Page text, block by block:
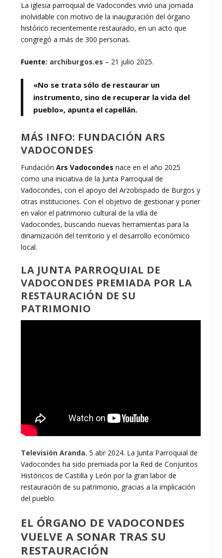
La iglesia parroquial de Vadocondes vivió una jornada
inolvidable con motivo de la inauguración del órgano
histórico recientemente restaurado, en un acto que
congregó a más de 300 personas.
Fuente: archiburgos.es – 21 julio 2025.
«No se trata sólo de restaurar un
instrumento, sino de recuperar la vida del
pueblo», apunta el capellán.
MÁS INFO: FUNDACIÓN ARS
VADOCONDES
FundaciónArs Vadocondes nace en el año 2025
como una iniciativa de la Junta Parroquial de
Vadocondes, con el apoyo del Arzobispado de Burgos y
otras instituciones. Con el objetivo de gestionar y poner
en valor el patrimonio cultural de la villa de
Vadocondes, buscando nuevas herramientas para la
dinamización del territorio y el desarrollo económico
local.
LA JUNTA PARROQUIAL DE
VADOCONDES PREMIADA POR LA
RESTAURACIÓN DE SU
PATRIMONIO
Televisión Aranda. 5 abr 2024. La Junta Parroquial de
Vadocondes ha sido premiada por la Red de Conjuntos
Históricos de Castilla y León por la gran labor de
restauración de su patrimonio, gracias a la implicación
del pueblo.
EL ÓRGANO DE VADOCONDES
VUELVE A SONAR TRAS SU
RESTAURACIÓN